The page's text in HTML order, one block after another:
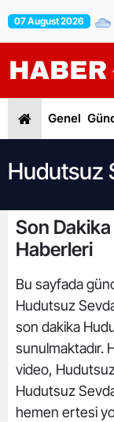
07 August 2026
Genel
Hudutsuz
Son
Haberleri
Bu sayfada
Hudutsuz
son dakika
sunulmaktadır.
video,
Hudutsuz
hemen ertesi